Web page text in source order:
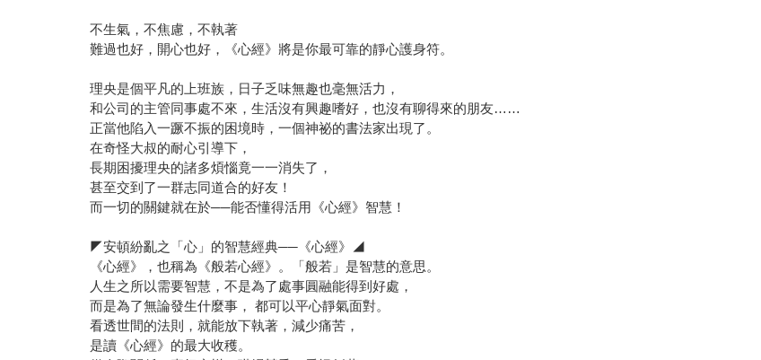
不生氣，不焦慮，不執著
難過也好，開心也好，《心經》將是你最可靠的靜心護身符。
理央是個平凡的上班族，日子乏味無趣也毫無活力，
和公司的主管同事處不來，生活沒有興趣嗜好，也沒有聊得來的朋友……
正當他陷入一蹶不振的困境時，一個神祕的書法家出現了。
在奇怪大叔的耐心引導下，
長期困擾理央的諸多煩惱竟一一消失了，
甚至交到了一群志同道合的好友！
而一切的關鍵就在於──能否懂得活用《心經》智慧！
◤安頓紛亂之「心」的智慧經典──《心經》◢
《心經》，也稱為《般若心經》。「般若」是智慧的意思。
人生之所以需要智慧，不是為了處事圓融能得到好處，
而是為了無論發生什麼事， 都可以平心靜氣面對。
看透世間的法則，就能放下執著，減少痛苦，
是讀《心經》的最大收穫。